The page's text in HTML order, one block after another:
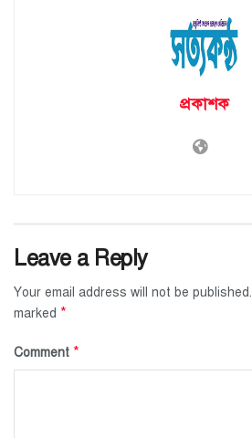
প্রকাশক
Leave a Reply
Your email address will not be published.
marked *
Comment *